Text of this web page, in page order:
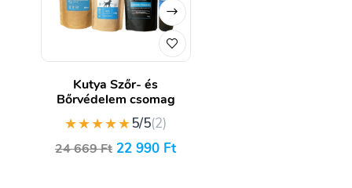
Kutya Szőr- és
Bőrvédelem csomag
★★★★★5/5(2)
24 669Ft 22 990 Ft